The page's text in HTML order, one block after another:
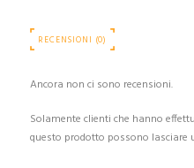
RECENSIONI (0)
Ancora non ci sono recensioni.
Solamente clienti che hanno
questo prodotto possono lasciare